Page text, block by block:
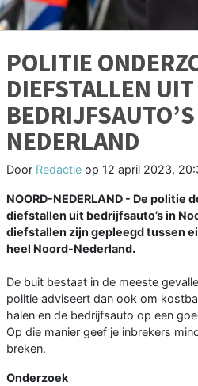
POLITIE
DIEFSTALLEN UIT
NEDERLAND
Door Redactie op 12 april 2023,
NOORD-NEDERLAND - De politie
diefstallen uit bedrijfsauto’s in
diefstallen zijn gepleegd tussen
heel Noord-Nederland.
De buit bestaat in de meeste
politie adviseert dan ook om
halen en de bedrijfsauto op een
Op die manier geef je inbrekers
breken.
Onderzoek